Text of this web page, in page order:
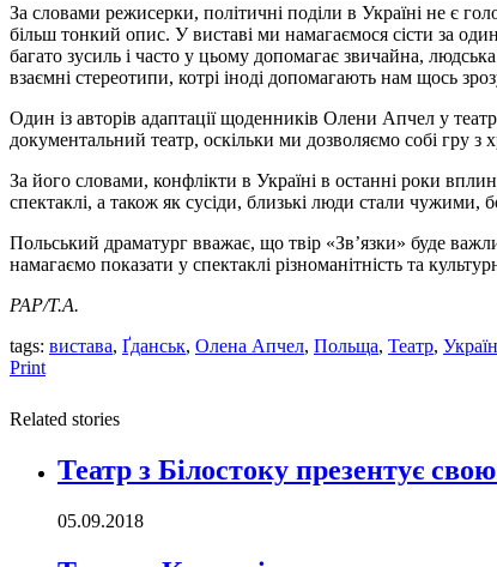
За словами режисерки, політичні поділи в Україні не є
більш тонкий опис. У виставі ми намагаємося сісти за
багато зусиль і часто у цьому допомагає звичайна,
взаємні стереотипи, котрі іноді допомагають нам щось
Один із авторів адаптації щоденників Олени Апчел у
документальний театр, оскільки ми дозволяємо собі гру
За його словами, конфлікти в Україні в останні роки
спектаклі, а також як сусіди, близькі люди стали чужими,
Польський драматург вважає, що твір «Зв’язки» буде
намагаємо показати у спектаклі різноманітність та
PAP/Т.А.
tags: вистава, Ґданськ, Олена Апчел, Польща, Театр,
Print
Related stories
Театр з Білостоку презентує
05.09.2018